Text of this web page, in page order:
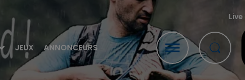
JEUX ANNONCEURS
Live